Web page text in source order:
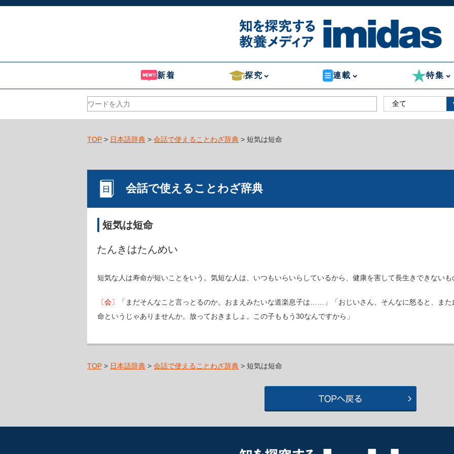
新着 探究 連載 特集
TOP > 日本語辞典 > 会話で使えることわざ辞典 > 短気は短命
会話で使えることわざ辞典
短気は短命
たんきはたんめい
短気な人は寿命が短いことをいう。気短な人は、いつもいらいらしているから、健康を害して長生きできない
〔会〕
「まだそんなこと言っとるのか。おまえみたいな道楽息子は……」「おじいさん、そんなに怒ると、ま
命というじゃありませんか。放っておきましょ。この子ももう30なんですから」
TOP > 日本語辞典 > 会話で使えることわざ辞典 > 短気は短命